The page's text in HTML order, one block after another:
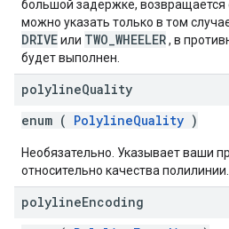
большой задержке,
можно указать только в том
DRIVEили TWO_WHEELER, в
будет выполнен.
polylineQuality
enum ( PolylineQuality )
Необязательно. Указывает ваши
относительно качества полилинии.
polylineEncoding